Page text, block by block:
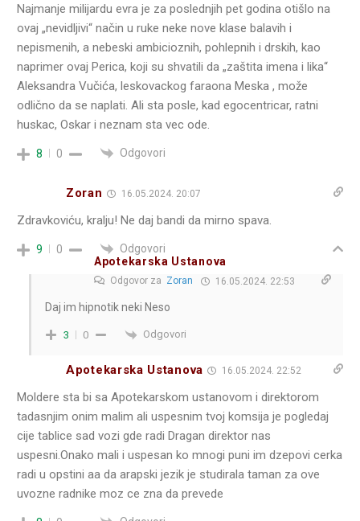
Najmanje milijardu evra je za poslednjih pet godina otišlo na
ovaj „nevidljivi“ način u ruke neke nove klase balavih i
nepismenih, a nebeski ambicioznih, pohlepnih i drskih, kao
naprimer ovaj Perica, koji su shvatili da „zaštita imena i lika“
Aleksandra Vučića, leskovackog faraona Meska , može
odlično da se naplati. Ali sta posle, kad egocentricar, ratni
huskac, Oskar i neznam sta vec ode.
8 0 Odgovori
Zoran 16.05.2024. 20:07
Zdravkoviću, kralju! Ne daj bandi da mirno spava.
9 0
Odgovori
Apotekarska Ustanova
Odgovor za Zoran 16.05.2024. 22:53
Daj im hipnotik neki Neso
3 0 Odgovori
Apotekarska Ustanova 16.05.2024. 22:52
Moldere sta bi sa Apotekarskom ustanovom i direktorom
tadasnjim onim malim ali uspesnim tvoj komsija je pogledaj
cije tablice sad vozi gde radi Dragan direktor nas
uspesni.Onako mali i uspesan ko mnogi puni im dzepovi cerka
radi u opstini aa da arapski jezik je studirala taman za ove
uvozne radnike moz ce zna da prevede